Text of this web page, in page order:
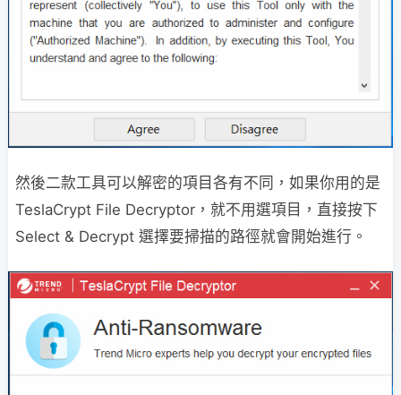
然後二款工具可以解密的項目各有不同，如果你用的是
TeslaCrypt File Decryptor，就不用選項目，直接按下
Select & Decrypt 選擇要掃描的路徑就會開始進行。